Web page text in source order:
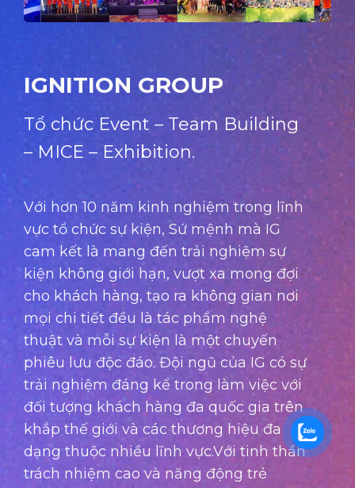
IGNITION GROUP
Tổ chức Event – Team Building
– MICE – Exhibition.
Với hơn 10 năm kinh nghiệm trong lĩnh
vực tổ chức sự kiện, Sứ mệnh mà IG
cam kết là mang đến trải nghiệm sự
kiện không giới hạn, vượt xa mong đợi
cho khách hàng, tạo ra không gian nơi
mọi chi tiết đều là tác phẩm nghệ
thuật và mỗi sự kiện là một chuyến
phiêu lưu độc đáo. Đội ngũ của IG có sự
trải nghiệm đáng kể trong làm việc với
đối tượng khách hàng đa quốc gia trên
khắp thế giới và các thương hiệu đa
dạng thuộc nhiều lĩnh vực.Với tinh thần
trách nhiệm cao và năng động trẻ